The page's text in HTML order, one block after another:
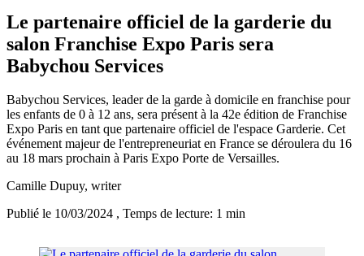
Le partenaire officiel de la garderie du
salon Franchise Expo Paris sera
Babychou Services
Babychou Services, leader de la garde à domicile en franchise pour
les enfants de 0 à 12 ans, sera présent à la 42e édition de Franchise
Expo Paris en tant que partenaire officiel de l'espace Garderie. Cet
événement majeur de l'entrepreneuriat en France se déroulera du 16
au 18 mars prochain à Paris Expo Porte de Versailles.
Camille Dupuy, writer
Publié le 10/03/2024 , Temps de lecture: 1 min